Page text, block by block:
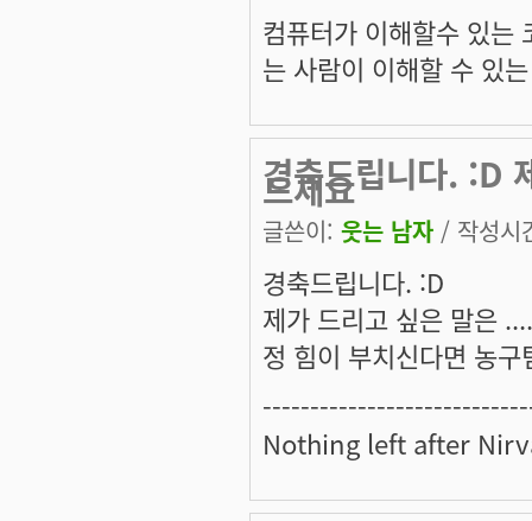
컴퓨터가 이해할수 있는
는 사람이 이해할 수 있
경축드립니다. :D
드세요
글쓴이: 웃는 남자 / 작성
경축드립니다. :D
제가 드리고 싶은 말은
정 힘이 부치신다면 농
Nothing left after